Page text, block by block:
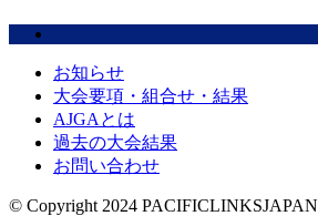
お知らせ
大会要項・組合せ・結果
AJGAとは
過去の大会結果
お問い合わせ
© Copyright 2024